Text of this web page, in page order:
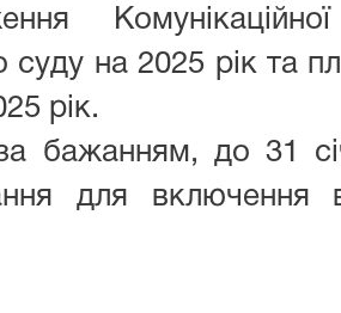
суду на 2025 рік та
рік.
бажанням, до 31
для включення